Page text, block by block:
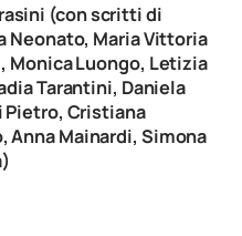
(con scritti di
Neonato, Maria Vittoria
Monica Luongo, Letizia
Tarantini, Daniela
Pietro, Cristiana
Anna Mainardi, Simona